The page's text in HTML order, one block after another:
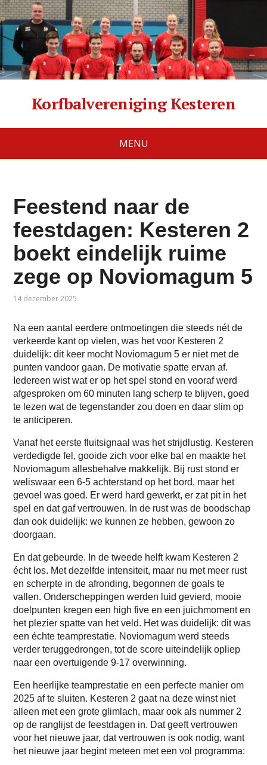
Korfbalvereniging Kesteren
MENU
Feestend naar de
feestdagen: Kesteren 2
boekt eindelijk ruime
zege op Noviomagum 5
14 december 2025
Na een aantal eerdere ontmoetingen die steeds nét de
verkeerde kant op vielen, was het voor Kesteren 2
duidelijk: dit keer mocht Noviomagum 5 er niet met de
punten vandoor gaan. De motivatie spatte ervan af.
Iedereen wist wat er op het spel stond en vooraf werd
afgesproken om 60 minuten lang scherp te blijven, goed
te lezen wat de tegenstander zou doen en daar slim op
te anticiperen.
Vanaf het eerste fluitsignaal was het strijdlustig. Kesteren
verdedigde fel, gooide zich voor elke bal en maakte het
Noviomagum allesbehalve makkelijk. Bij rust stond er
weliswaar een 6-5 achterstand op het bord, maar het
gevoel was goed. Er werd hard gewerkt, er zat pit in het
spel en dat gaf vertrouwen. In de rust was de boodschap
dan ook duidelijk: we kunnen ze hebben, gewoon zo
doorgaan.
En dat gebeurde. In de tweede helft kwam Kesteren 2
écht los. Met dezelfde intensiteit, maar nu met meer rust
en scherpte in de afronding, begonnen de goals te
vallen. Onderscheppingen werden luid gevierd, mooie
doelpunten kregen een high five en een juichmoment en
het plezier spatte van het veld. Het was duidelijk: dit was
een échte teamprestatie. Noviomagum werd steeds
verder teruggedrongen, tot de score uiteindelijk opliep
naar een overtuigende 9-17 overwinning.
Een heerlijke teamprestatie en een perfecte manier om
2025 af te sluiten. Kesteren 2 gaat na deze winst niet
alleen met een grote glimlach, maar ook als nummer 2
op de ranglijst de feestdagen in. Dat geeft vertrouwen
voor het nieuwe jaar, dat vertrouwen is ook nodig, want
het nieuwe jaar begint meteen met een vol programma: